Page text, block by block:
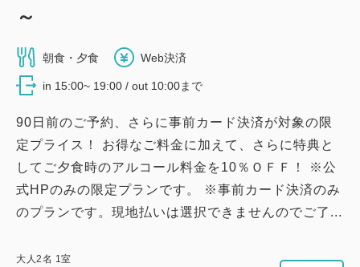
～
朝食・夕食 Web決済
in 15:00~ 19:00 / out 10:00まで
90日前のご予約、さらに事前カード決済が対象の限
定プライス！ お得なご料金に加えて、さらに特典と
してご夕食時のアルコール料金を10％ＯＦＦ！ ※公
式HPのみの限定プランです。 ※事前カード決済のみ
のプランです。現地払いは選択できませんのでご了...
大人2名 1室